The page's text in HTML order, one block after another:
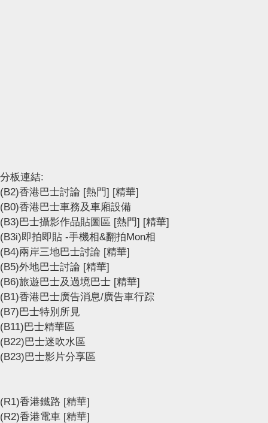
分板連結:
(B2)香港巴士討論 [熱門] [精華]
(B0)香港巴士車務及車廂設備
(B3)巴士攝影作品貼圖區 [熱門] [精華]
(B3i)即拍即貼 -手機相&翻拍Mon相
(B4)兩岸三地巴士討論 [精華]
(B5)外地巴士討論 [精華]
(B6)旅遊巴士及過境巴士 [精華]
(B1)香港巴士廣告消息/廣告車行踪
(B7)巴士特別所見
(B11)巴士精華區
(B22)巴士迷吹水區
(B23)巴士影片分享區
(R1)香港鐵路 [精華]
(R2)香港電車 [精華]